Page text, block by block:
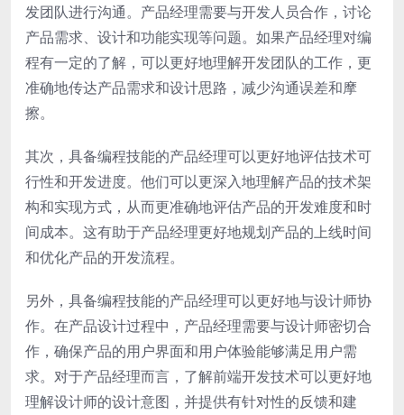
发团队进行沟通。产品经理需要与开发人员合作，讨论
产品需求、设计和功能实现等问题。如果产品经理对编
程有一定的了解，可以更好地理解开发团队的工作，更
准确地传达产品需求和设计思路，减少沟通误差和摩
擦。
其次，具备编程技能的产品经理可以更好地评估技术可
行性和开发进度。他们可以更深入地理解产品的技术架
构和实现方式，从而更准确地评估产品的开发难度和时
间成本。这有助于产品经理更好地规划产品的上线时间
和优化产品的开发流程。
另外，具备编程技能的产品经理可以更好地与设计师协
作。在产品设计过程中，产品经理需要与设计师密切合
作，确保产品的用户界面和用户体验能够满足用户需
求。对于产品经理而言，了解前端开发技术可以更好地
理解设计师的设计意图，并提供有针对性的反馈和建